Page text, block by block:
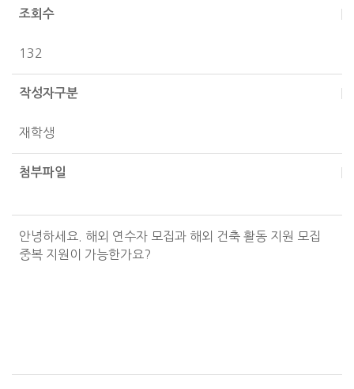
조회수
132
작성자구분
재학생
첨부파일
안녕하세요. 해외 연수자 모집과 해외 건축 활동 지원 모집
중복 지원이 가능한가요?